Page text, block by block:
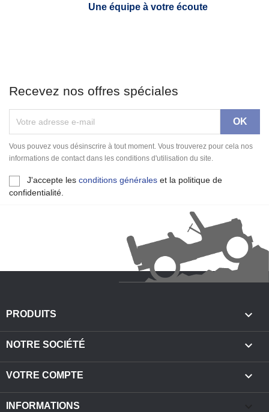
Une équipe à votre écoute
Recevez nos offres spéciales
Vous pouvez vous désinscrire à tout moment. Vous trouverez pour cela nos
informations de contact dans les conditions d'utilisation du site.
J'accepte les conditions générales et la politique de
confidentialité.
PRODUITS 
NOTRE SOCIÉTÉ 
VOTRE COMPTE 
INFORMATIONS